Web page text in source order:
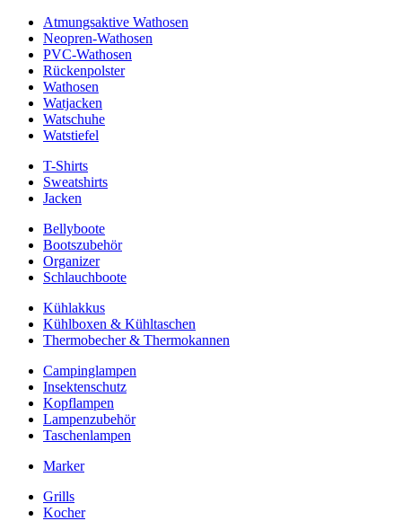
Atmungsaktive Wathosen
Neopren-Wathosen
PVC-Wathosen
Rückenpolster
Wathosen
Watjacken
Watschuhe
Watstiefel
T-Shirts
Sweatshirts
Jacken
Bellyboote
Bootszubehör
Organizer
Schlauchboote
Kühlakkus
Kühlboxen & Kühltaschen
Thermobecher & Thermokannen
Campinglampen
Insektenschutz
Kopflampen
Lampenzubehör
Taschenlampen
Marker
Grills
Kocher